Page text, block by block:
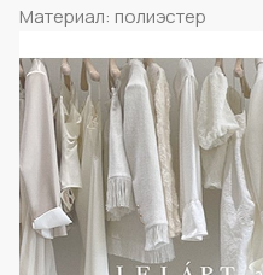
Материал: полиэстер